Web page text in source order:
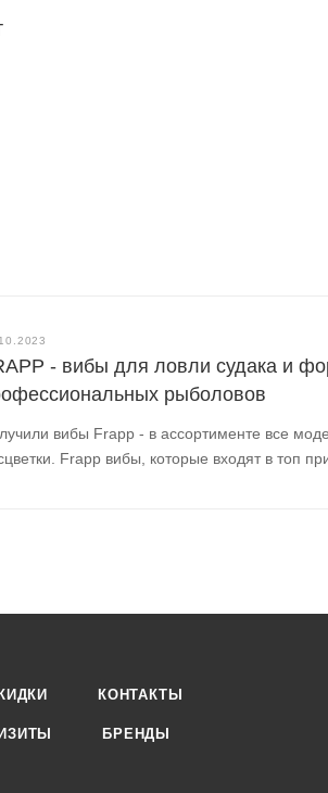
- вибы для ловли судака и
рыболовов
вибы Frapp - в ассортименте все
Frapp вибы, которые входят в топ
КОНТАКТЫ
БРЕНДЫ